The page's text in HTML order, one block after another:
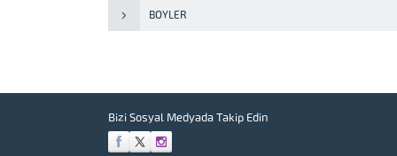
BOYLER
Bizi Sosyal Medyada Takip Edin